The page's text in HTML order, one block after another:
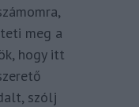
meg a
hogy itt
szólj